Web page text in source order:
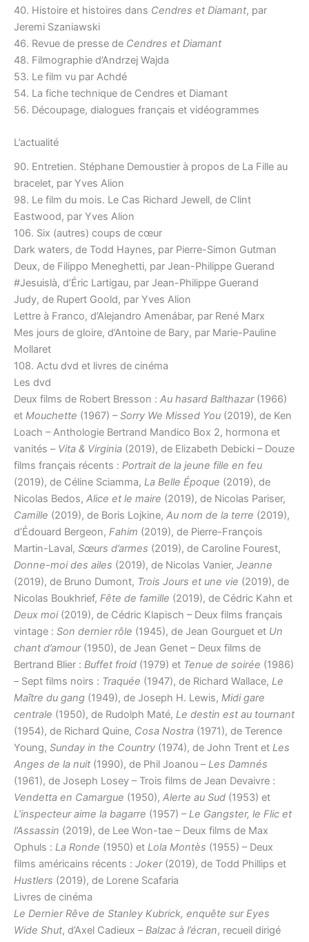
40. Histoire et histoires dans Cendres et Diamant, par
Jeremi Szaniawski
46. Revue de presse de Cendres et Diamant
48. Filmographie d’Andrzej Wajda
53. Le film vu par Achdé
54. La fiche technique de Cendres et Diamant
56. Découpage, dialogues français et vidéogrammes
L’actualité
90. Entretien. Stéphane Demoustier à propos de La Fille au
bracelet, par Yves Alion
98. Le film du mois. Le Cas Richard Jewell, de Clint
Eastwood, par Yves Alion
106. Six (autres) coups de cœur
Dark waters, de Todd Haynes, par Pierre-Simon Gutman
Deux, de Filippo Meneghetti, par Jean-Philippe Guerand
#Jesuislà, d’Éric Lartigau, par Jean-Philippe Guerand
Judy, de Rupert Goold, par Yves Alion
Lettre à Franco, d’Alejandro Amenábar, par René Marx
Mes jours de gloire, d’Antoine de Bary, par Marie-Pauline
Mollaret
108. Actu dvd et livres de cinéma
Les dvd
Deux films de Robert Bresson : Au hasard Balthazar(1966)
et Mouchette (1967) –Sorry We Missed You (2019), de Ken
Loach – Anthologie Bertrand Mandico Box 2, hormona et
vanités – Vita & Virginia (2019), de Elizabeth Debicki – Douze
films français récents : Portrait de la jeune fille en feu
(2019), de Céline Sciamma, La Belle Époque (2019), de
Nicolas Bedos, Alice et le maire (2019), de Nicolas Pariser,
Camille (2019), de Boris Lojkine, Au nom de la terre (2019),
d’Édouard Bergeon, Fahim (2019), de Pierre-François
Martin-Laval, Sœurs d’armes (2019), de Caroline Fourest,
Donne-moi des ailes (2019), de Nicolas Vanier, Jeanne
(2019), de Bruno Dumont, Trois Jours et une vie (2019), de
Nicolas Boukhrief, Fête de famille (2019), de Cédric Kahn et
Deux moi(2019), de Cédric Klapisch – Deux films français
vintage : Son dernier rôle (1945), de Jean Gourguet et Un
chant d’amour(1950), de Jean Genet – Deux films de
Bertrand Blier : Buffet froid (1979) et Tenue de soirée (1986)
– Sept films noirs : Traquée (1947), de Richard Wallace, Le
Maître du gang (1949), de Joseph H. Lewis, Midi gare
centrale (1950), de Rudolph Maté, Le destin est au tournant
(1954), de Richard Quine, Cosa Nostra (1971), de Terence
Young, Sunday in the Country (1974), de John Trent et Les
Anges de la nuit (1990), de Phil Joanou –Les Damnés
(1961), de Joseph Losey – Trois films de Jean Devaivre :
Vendetta en Camargue (1950), Alerte au Sud (1953) et
L’inspecteur aime la bagarre (1957) –Le Gangster, le Flic et
l’Assassin (2019), de Lee Won-tae – Deux films de Max
Ophuls : La Ronde (1950) et Lola Montès (1955) – Deux
films américains récents : Joker(2019), de Todd Phillips et
Hustlers (2019), de Lorene Scafaria
Livres de cinéma
Le Dernier Rêve de Stanley Kubrick, enquête sur Eyes
Wide Shut, d’Axel Cadieux –Balzac à l’écran, recueil dirigé